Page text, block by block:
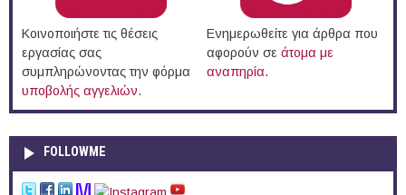
Κοινοποιήστε τις θέσεις
εργασίας σας
συμπληρώνοντας την φόρμα
υποβολής αγγελιών.
Ενημερωθείτε για άρθρα που
αφορούν σε άτομα με
αναπηρία.
FOLLOWME